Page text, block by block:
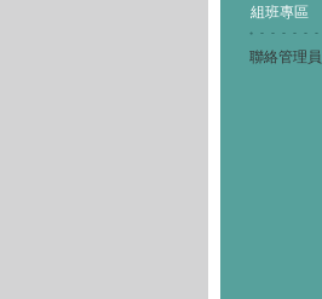
組班專區
聯絡管理員